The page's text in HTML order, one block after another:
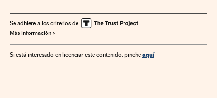
Se adhiere a los criterios de
Más información
Si está interesado en licenciar este contenido, pinche aquí